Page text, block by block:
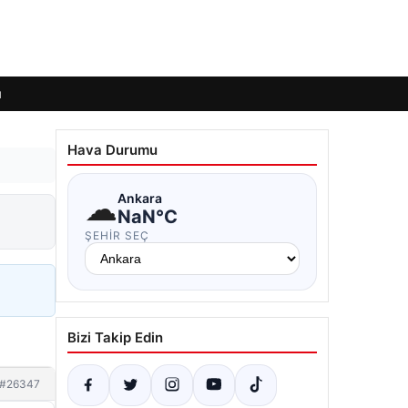
#26347
Hava Durumu
☁Ankara
NaN°C
ŞEHIR SEÇ
Bizi Takip Edin